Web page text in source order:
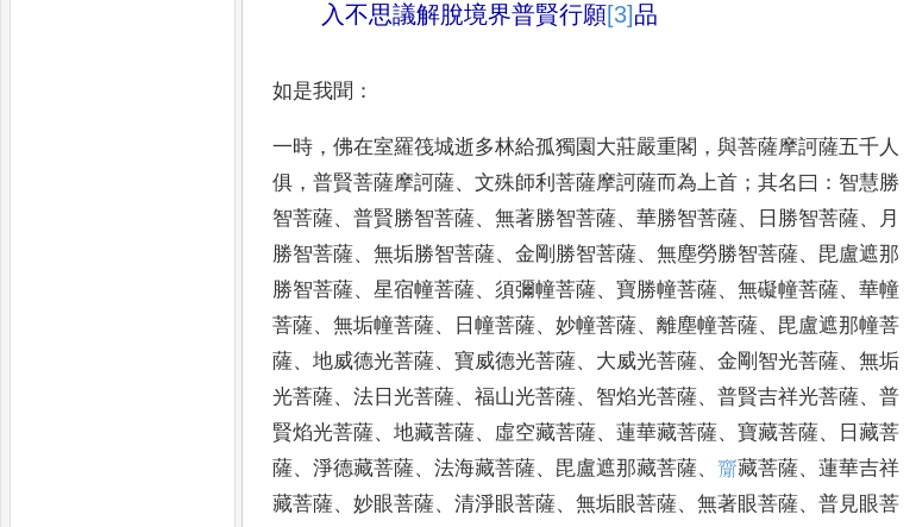
入不思議解脫境界普賢行願[3]品
如是我聞 ：
一時 ， 佛在室羅筏城逝多林給孤獨園大莊嚴重閣 ， 與菩薩摩訶薩五千人
俱 ， 普賢菩薩摩訶薩、 文殊師利菩薩摩訶薩而為上首 ； 其名曰 ： 智慧勝
智菩薩、 普賢勝智菩薩、 無著勝智菩薩、 華勝智菩薩、 日勝智菩薩、
月
勝智菩薩、 無垢勝智菩薩、 金剛勝智菩薩、 無塵勞勝智菩薩、 毘盧遮那
勝智菩薩、 星宿幢菩薩、 須彌幢菩薩、 寶勝幢菩薩、 無礙幢菩薩、 華幢
菩薩、 無垢幢菩薩、 日幢菩薩、 妙幢菩薩、 離塵幢菩薩、 毘盧遮那幢菩
薩、 地威德光菩薩、 寶威德光菩薩、 大威光菩薩、 金剛智光菩薩、 無垢
光菩薩、 法日光菩薩、 福山光菩薩、 智焰光菩薩、 普賢吉祥光菩薩、 普
賢焰光菩薩、 地藏菩薩、 虛空藏菩薩、 蓮華藏菩薩、 寶藏菩薩、
日藏菩
薩、 淨德藏菩薩、 法海藏菩薩、 毘盧遮那藏菩薩、 𪗇藏菩薩、 蓮華吉祥
藏菩薩、 妙眼菩薩、 清淨眼菩薩、 無垢眼菩薩、 無著眼菩薩、 普見眼菩